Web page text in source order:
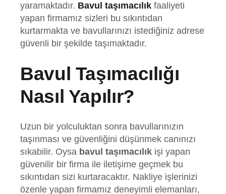
yaramaktadır. Bavul taşımacılık faaliyeti
yapan firmamız sizleri bu sıkıntıdan
kurtarmakta ve bavullarınızı istediğiniz adrese
güvenli bir şekilde taşımaktadır.
Bavul Taşımacılığı
Nasıl Yapılır?
Uzun bir yolculuktan sonra bavullarınızın
taşınması ve güvenliğini düşünmek canınızı
sıkabilir. Oysa bavul taşımacılık işi yapan
güvenilir bir firma ile iletişime geçmek bu
sıkıntıdan sizi kurtaracaktır. Nakliye işlerinizi
özenle yapan firmamız deneyimli elemanları,